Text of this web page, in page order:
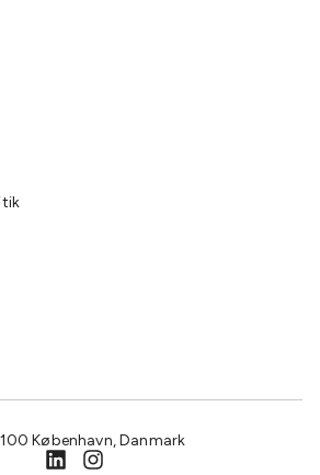
København, Danmark